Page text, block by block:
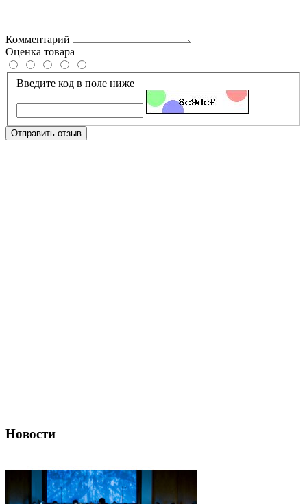
Комментарий
Оценка товара
Введите код в поле ниже
Отправить отзыв
Новости